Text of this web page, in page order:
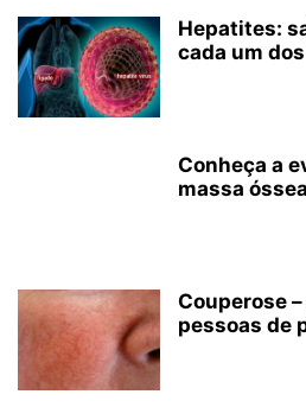
Hepatites:
cada um
Conheça a
massa óssea
Couperose
pessoas de